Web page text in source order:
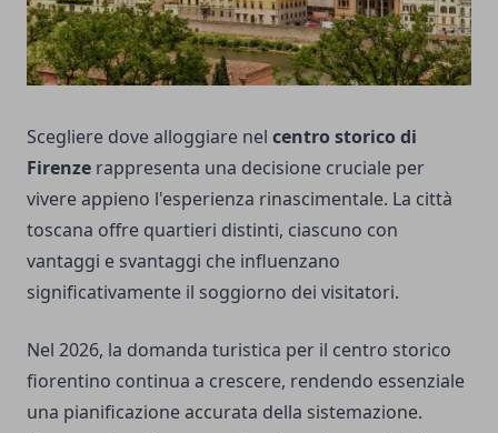
Scegliere dove alloggiare nel centro storico di
Firenze rappresenta una decisione cruciale per
vivere appieno l'esperienza rinascimentale. La città
toscana offre quartieri distinti, ciascuno con
vantaggi e svantaggi che influenzano
significativamente il soggiorno dei visitatori.
Nel 2026, la domanda turistica per il centro storico
fiorentino continua a crescere, rendendo essenziale
una pianificazione accurata della sistemazione.